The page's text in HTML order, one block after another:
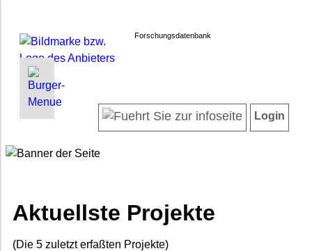
Forschungsdatenbank
INFORMATIONEN | SUCHEN
Forscherinnen und Forscher
Barrierefreiheit
Impressum
LOGIN
Login
Aktuellste Projekte
(Die 5 zuletzt erfaßten Projekte)